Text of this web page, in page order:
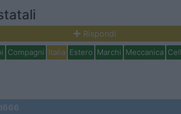
Rispondi
Compagni Italia Estero Marchi Meccanica